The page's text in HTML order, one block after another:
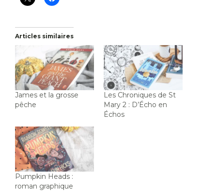
Articles similaires
James et la grosse
pêche
Les Chroniques de St
Mary 2 : D’Écho en
Échos
Pumpkin Heads :
roman graphique